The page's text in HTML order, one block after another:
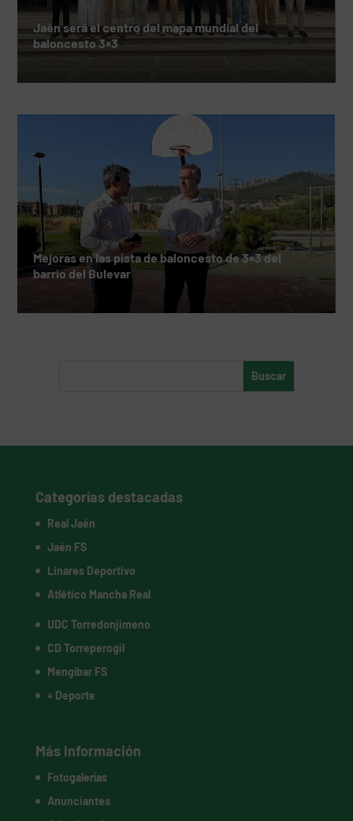
Jaén será el centro del mapa mundial del
baloncesto 3×3
Mejoras en las pista de baloncesto de 3×3 del
barrio del Bulevar
Categorías destacadas
Real Jaén
Jaén FS
Linares Deportivo
Atlético Mancha Real
UDC Torredonjimeno
CD Torreperogil
Mengíbar FS
+ Deporte
Más información
Fotogalerías
Anunciantes